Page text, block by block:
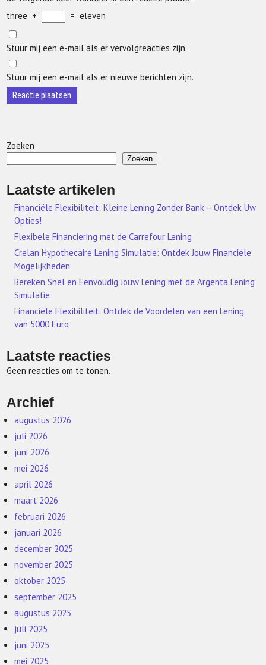
three + = eleven
Stuur mij een e-mail als er vervolgreacties zijn.
Stuur mij een e-mail als er nieuwe berichten zijn.
Zoeken
Zoeken
Laatste artikelen
Financiële Flexibiliteit: Kleine Lening Zonder Bank – Ontdek Uw
Opties!
Flexibele Financiering met de Carrefour Lening
Crelan Hypothecaire Lening Simulatie: Ontdek Jouw Financiële
Mogelijkheden
Bereken Snel en Eenvoudig Jouw Lening met de Argenta Lening
Simulatie
Financiële Flexibiliteit: Ontdek de Voordelen van een Lening
van 5000 Euro
Laatste reacties
Geen reacties om te tonen.
Archief
augustus 2026
juli 2026
juni 2026
mei 2026
april 2026
maart 2026
februari 2026
januari 2026
december 2025
november 2025
oktober 2025
september 2025
augustus 2025
juli 2025
juni 2025
mei 2025